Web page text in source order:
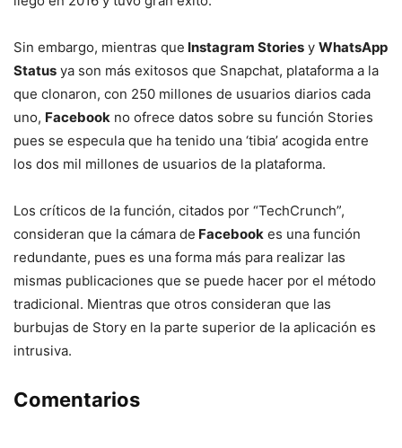
Sin embargo, mientras que Instagram Stories y WhatsApp
Status ya son más exitosos que Snapchat, plataforma a la
que clonaron, con 250 millones de usuarios diarios cada
uno, Facebook no ofrece datos sobre su función Stories
pues se especula que ha tenido una ‘tibia’ acogida entre
los dos mil millones de usuarios de la plataforma.
Los críticos de la función, citados por “TechCrunch”,
consideran que la cámara de Facebook es una función
redundante, pues es una forma más para realizar las
mismas publicaciones que se puede hacer por el método
tradicional. Mientras que otros consideran que las
burbujas de Story en la parte superior de la aplicación es
intrusiva.
Comentarios